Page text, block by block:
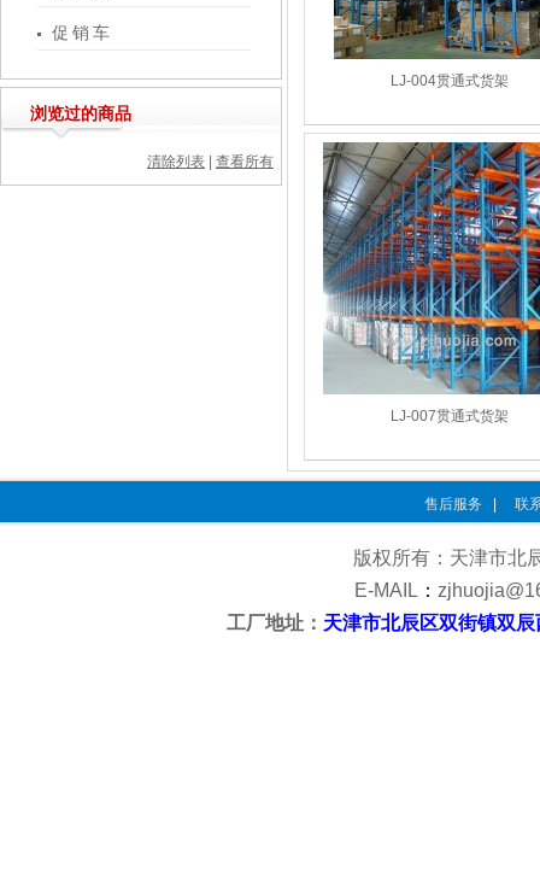
促销车
浏览过的商品
清除列表 查看所有
LJ-004贯通式货架
LJ-007贯通式货架
售后服务 联
版权所有：天津市北
E-MAIL ：
工厂地址： 天津市北辰区双街镇双